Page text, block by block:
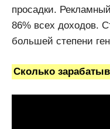
просадки.
86% всех доходов.
большей степени
Сколько